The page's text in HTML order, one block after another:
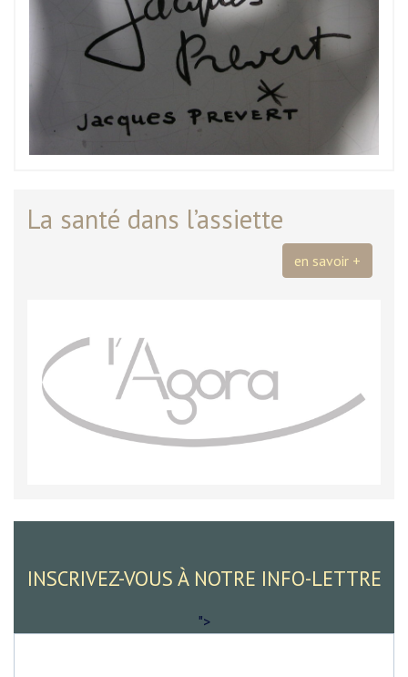
La santé dans l’assiette
en savoir +
INSCRIVEZ-VOUS À NOTRE INFO-LETTRE
">